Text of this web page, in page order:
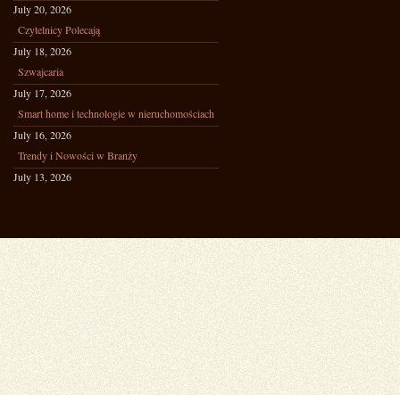
July 20, 2026
Czytelnicy Polecają
July 18, 2026
Szwajcaria
July 17, 2026
Smart home i technologie w nieruchomościach
July 16, 2026
Trendy i Nowości w Branży
July 13, 2026